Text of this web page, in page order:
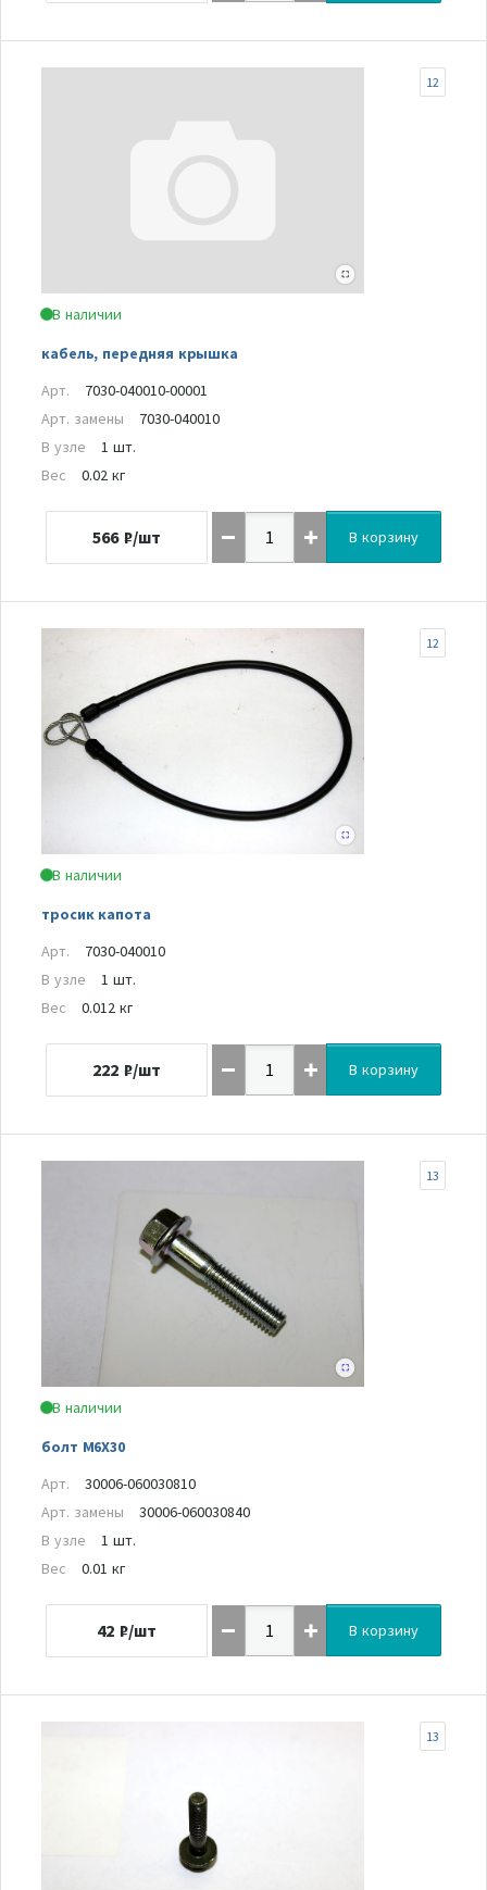
В наличии
кабель, передняя крышка
12
Арт.
7030-040010-00001
Арт. замены
7030-040010
В узле
1 шт.
Вес
0.02 кг
566 ₽/шт В корзину
В наличии
тросик капота
12
Арт.
7030-040010
В узле
1 шт.
Вес
0.012 кг
222 ₽/шт В корзину
В наличии
болт M6X30
13
Арт.
30006-060030810
Арт. замены
30006-060030840
В узле
1 шт.
Вес
0.01 кг
42 ₽/шт В корзину
13